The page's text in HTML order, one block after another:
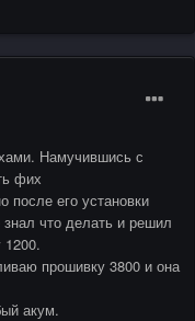
Намучившись с
фих
после его установки
что делать и решил
1200.
прошивку 3800 и она
акум.